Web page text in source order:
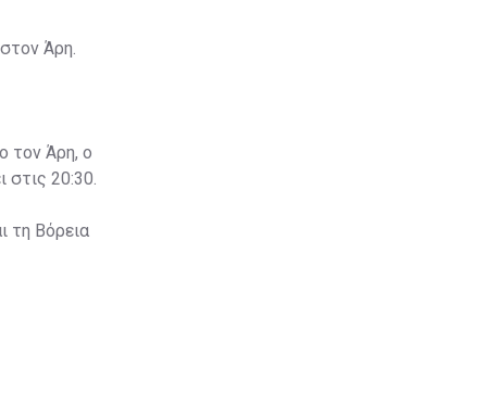
Άρη.
τον Άρη, ο
στις 20:30.
τη Βόρεια